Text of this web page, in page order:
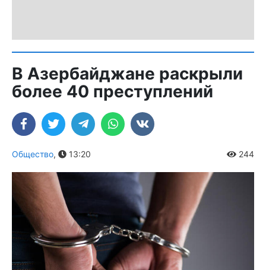
В Азербайджане раскрыли
более 40 преступлений
Общество, 13:20 244